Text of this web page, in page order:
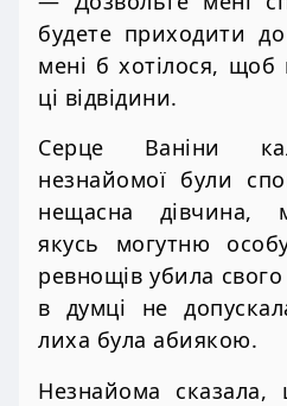
будете приходити
мені б хотілося,
ці відвідини.
Серце Ваніни
незнайомої були
нещасна дівчина,
якусь могутню
ревнощів убила
в думці не
лиха була абиякою.
Незнайома